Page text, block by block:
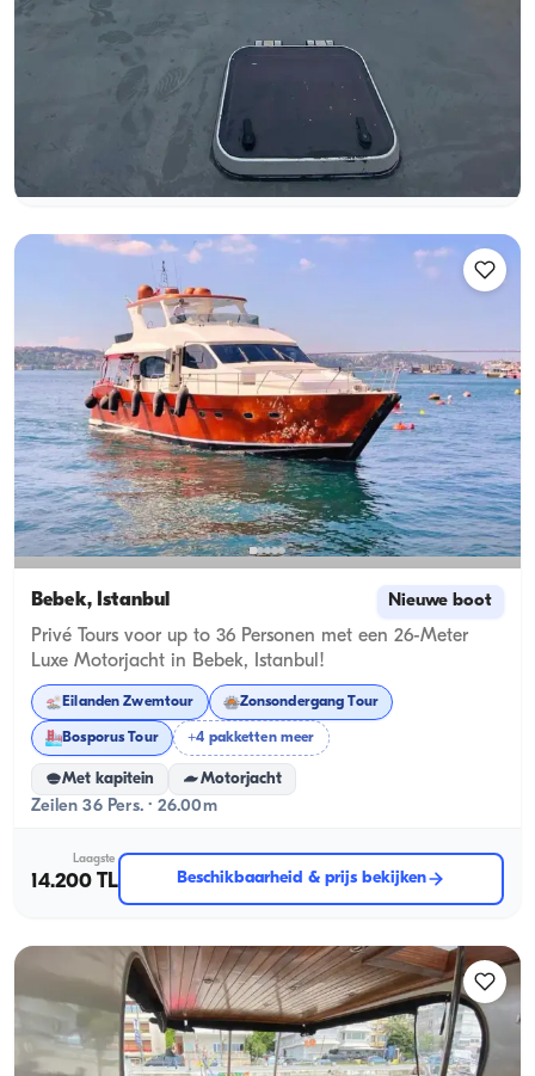
Bosporustour
Zeilen 12 Pers. · 14.00m
Beschikbaarheid & prijs bekijken
Bebek, İstanbul Nieuwe boot
Privé Tours voor up to 36 Personen met een 26-Meter
Luxe Motorjacht in Bebek, Istanbul!
Eilanden Zwemtour Zonsondergang Tour
Bosporus Tour +4 pakketten meer
Met kapitein Motorjacht
Zeilen 36 Pers. · 26.00m
Laagste
14.200 TL Beschikbaarheid & prijs bekijken